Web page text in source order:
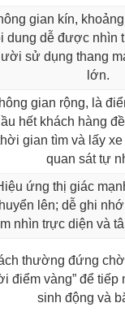
gian kín,
dung dễ được nhìn
sử dụng thang
lớn.
gian rộng, là
hết khách hàng
gian tìm và lấy
quan sát tự
ứng thị giác
lên; dễ ghi
nhìn trực diện và
thường đứng
điểm vàng” để tiếp
sinh động và